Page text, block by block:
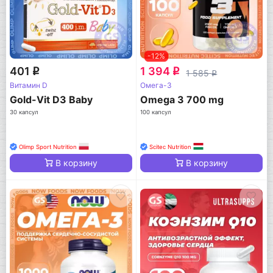
401 q
Витамин D
Gold-Vit D3 Baby
30 капсул
Olimp Sport Nutrition
В корзину
-12%
1 394 q 1 585q
Омега-3
Omega 3 700 mg
100 капсул
Scitec Nutrition
В корзину